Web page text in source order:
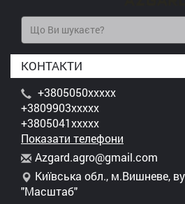
КОНТАКТИ
+3805050xxxxx
+3809903xxxxx
+3805041xxxxx
Показати телефони
Azgard.agro@gmail.com
Київська обл., м.Вишневе,
"Масштаб"